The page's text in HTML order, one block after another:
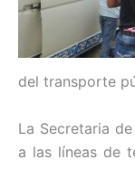
del transporte
La Secretaria
a las líneas de